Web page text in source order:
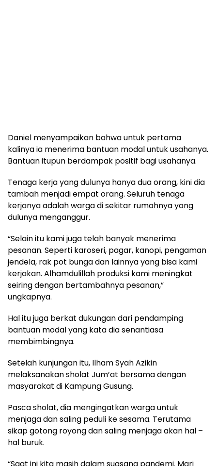
Daniel menyampaikan bahwa untuk pertama
kalinya ia menerima bantuan modal untuk usahanya.
Bantuan itupun berdampak positif bagi usahanya.
Tenaga kerja yang dulunya hanya dua orang, kini dia
tambah menjadi empat orang. Seluruh tenaga
kerjanya adalah warga di sekitar rumahnya yang
dulunya menganggur.
“Selain itu kami juga telah banyak menerima
pesanan. Seperti karoseri, pagar, kanopi, pengaman
jendela, rak pot bunga dan lainnya yang bisa kami
kerjakan. Alhamdulillah produksi kami meningkat
seiring dengan bertambahnya pesanan,”
ungkapnya.
Hal itu juga berkat dukungan dari pendamping
bantuan modal yang kata dia senantiasa
membimbingnya.
Setelah kunjungan itu, Ilham Syah Azikin
melaksanakan sholat Jum’at bersama dengan
masyarakat di Kampung Gusung.
Pasca sholat, dia mengingatkan warga untuk
menjaga dan saling peduli ke sesama. Terutama
sikap gotong royong dan saling menjaga akan hal –
hal buruk.